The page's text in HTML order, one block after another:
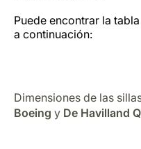
Puede encontrar la
a continuación:
Dimensiones de las
Boeing y De Havilland